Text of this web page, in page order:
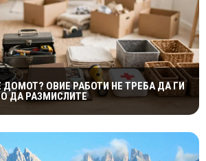
ДОМОТ? ОВИЕ РАБОТИ НЕ ТРЕБА ДА ГИ
ДА РАЗМИСЛИТЕ